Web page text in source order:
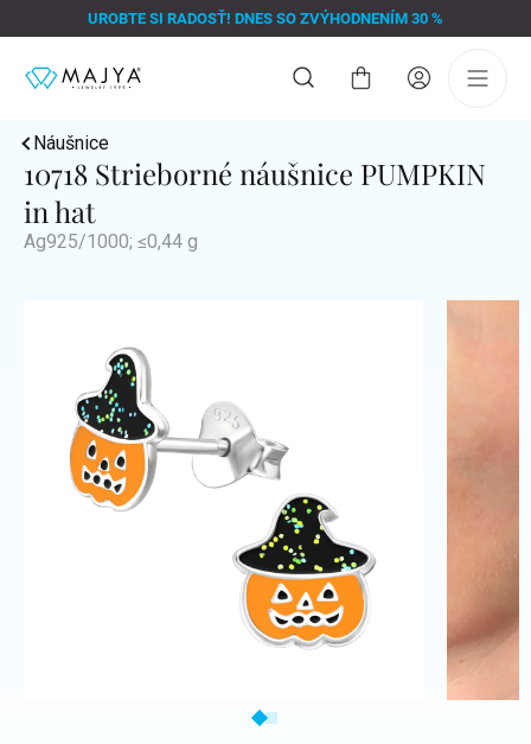
na
UROBTE SI RADOSŤ! DNES SO ZVÝHODNENÍM 30 %
Nákupný
Náušnice
10718 Strieborné náušnice PUMPKIN
in hat
Ag925/1000; ≤0,44 g